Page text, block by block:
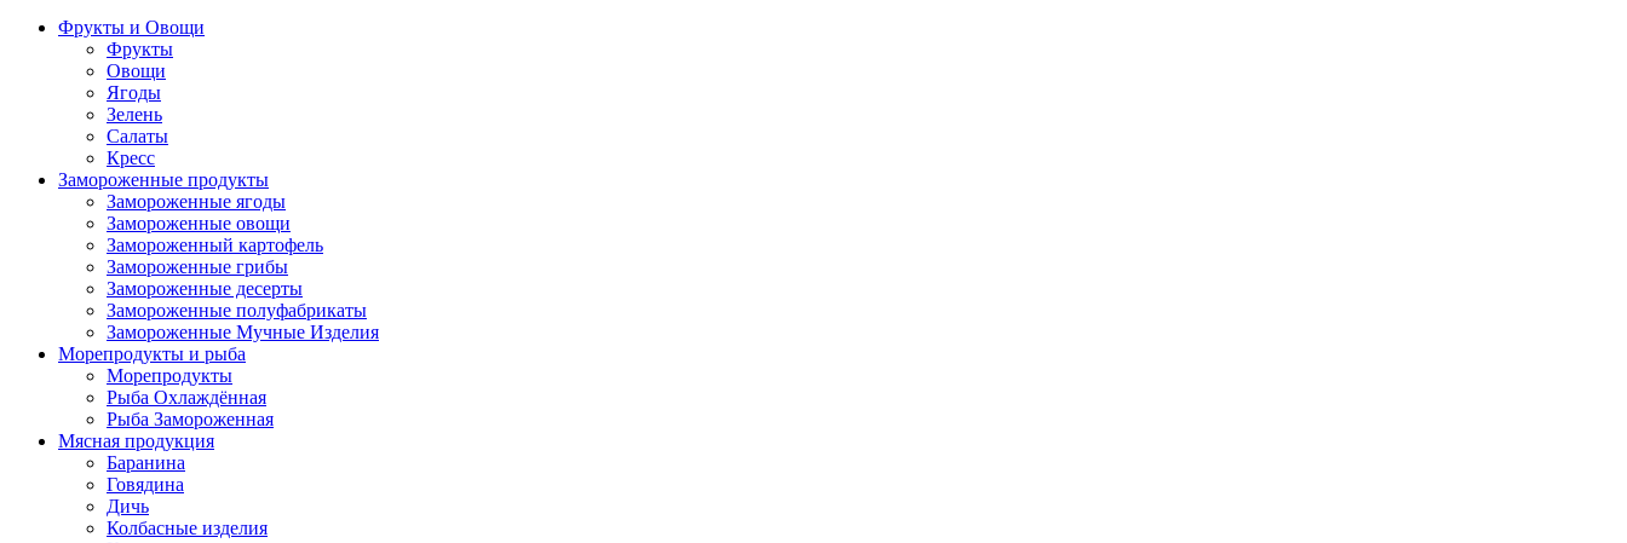
Фрукты и Овощи
Фрукты
Овощи
Ягоды
Зелень
Салаты
Кресс
Замороженные продукты
Замороженные ягоды
Замороженные овощи
Замороженный картофель
Замороженные грибы
Замороженные десерты
Замороженные полуфабрикаты
Замороженные Мучные Изделия
Морепродукты и рыба
Морепродукты
Рыба Охлаждённая
Рыба Замороженная
Мясная продукция
Баранина
Говядина
Дичь
Колбасные изделия